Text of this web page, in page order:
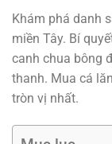
Khám phá danh
miền Tây. Bí
canh chua bông
thanh. Mua cá
tròn vị nhất.